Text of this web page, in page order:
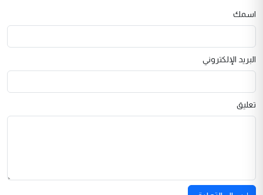
اسمك
البريد الإلكتروني
تعليق